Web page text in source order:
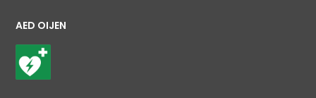
AED OIJEN